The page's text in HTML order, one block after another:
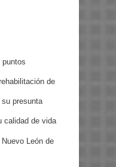
puntos
de
su presunta
calidad de vida
León de